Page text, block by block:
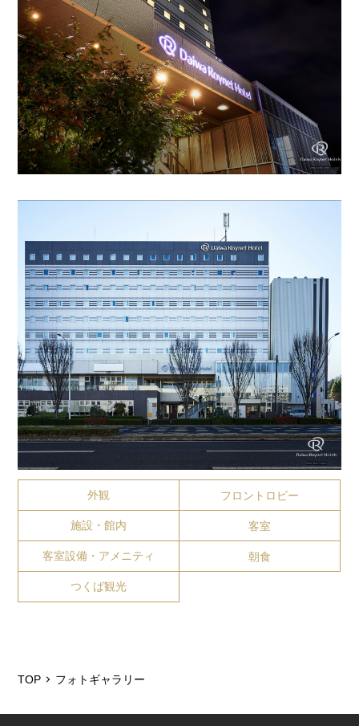
外観 フロントロビー
施設・館内 客室
客室設備・アメニティ 朝食
つくば観光
TOP フォトギャラリー